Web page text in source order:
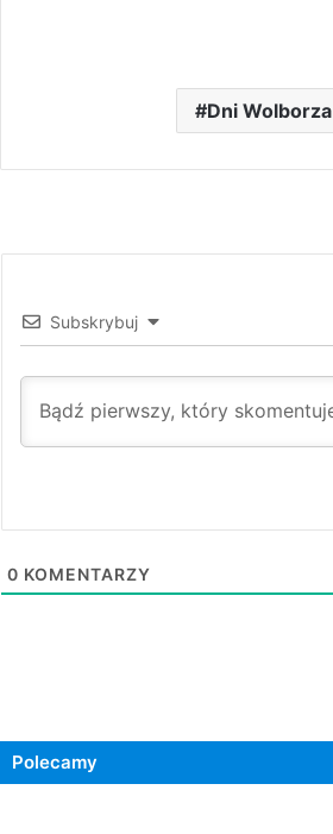
Dni Wolborza
Subskrybuj
0 KOMENTARZY
Polecamy